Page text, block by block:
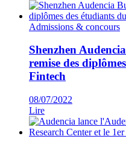
Admissions & concours
Shenzhen
remise des
Fintech
08/07/2022
Lire